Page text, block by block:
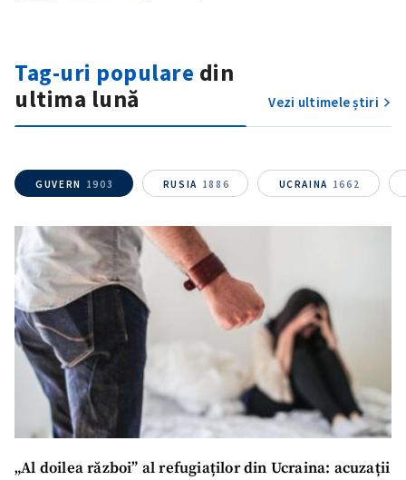
Tag-uri populare din
ultima lună
Vezi ultimele știri
GUVERN 1903 RUSIA 1886 UCRAINA 1662
„Al doilea război” al refugiaților din Ucraina: acuzații
Email + Emailul meu
Telefon
acord cupolitica de
confidențialitate.
TRIMITE ȘTIREA